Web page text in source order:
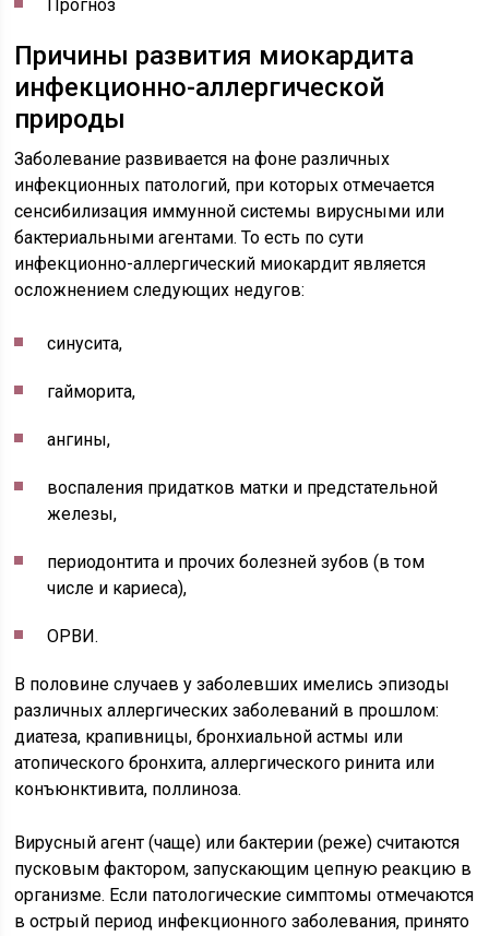
Прогноз
Причины развития миокардита
инфекционно-аллергической
природы
Заболевание развивается на фоне различных
инфекционных патологий, при которых отмечается
сенсибилизация иммунной системы вирусными или
бактериальными агентами. То есть по сути
инфекционно-аллергический миокардит является
осложнением следующих недугов:
синусита,
гайморита,
ангины,
воспаления придатков матки и предстательной
железы,
периодонтита и прочих болезней зубов (в том
числе и кариеса),
ОРВИ.
В половине случаев у заболевших имелись эпизоды
различных аллергических заболеваний в прошлом:
диатеза, крапивницы, бронхиальной астмы или
атопического бронхита, аллергического ринита или
конъюнктивита, поллиноза.
Вирусный агент (чаще) или бактерии (реже) считаются
пусковым фактором, запускающим цепную реакцию в
организме. Если патологические симптомы отмечаются
в острый период инфекционного заболевания, принято